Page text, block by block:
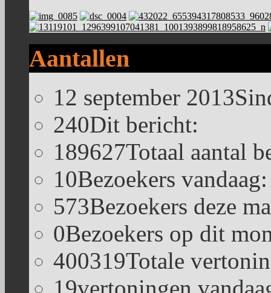
Aantallen
12 september 2013
240Dit bericht:
189627Totaal aantal
10Bezoekers vandaag:
573Bezoekers deze
0Bezoekers op dit
400319Totale